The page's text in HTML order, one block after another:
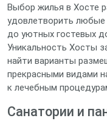
Выбор жилья в Хосте
удовлетворить
до уютных гостевых
Уникальность Хосты
найти варианты
прекрасными видами
к лечебным
Санатории и